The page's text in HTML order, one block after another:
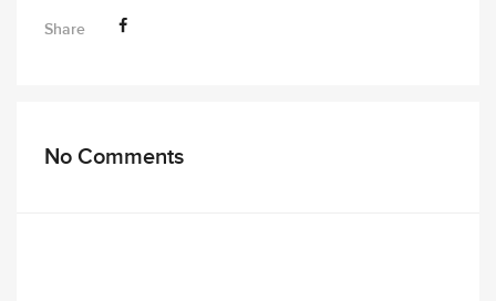
Share
No Comments